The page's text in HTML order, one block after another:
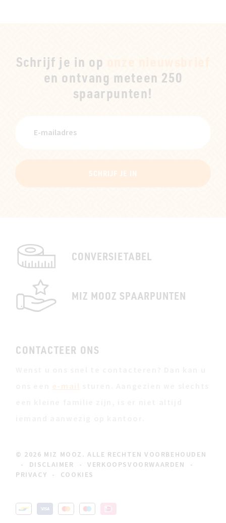
Schrijf je in op
en ontvang meteen 250
spaarpunten!
SCHRIJF JE IN
CONVERSIETABEL
MIZ MOOZ SPAARPUNTEN
CONTACTEER ONS
e-mail
© 2026 MIZ MOOZ. ALLE RECHTEN VOORBEHOUDEN
-
DISCLAIMER - VERKOOPSVOORWAARDEN
-
PRIVACY - COOKIES